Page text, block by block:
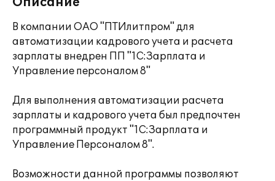
В компании ОАО "ПТИлитпром" для
автоматизации кадрового учета и расчета
зарплаты внедрен ПП "1С:Зарплата и
Управление персоналом 8"
Для выполнения автоматизации расчета
зарплаты и кадрового учета был предпочтен
программный продукт "1С:Зарплата и
Управление Персоналом 8".
Возможности данной программы позволяют